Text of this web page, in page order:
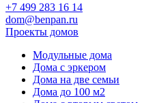
+7 499 283 16 14
dom@benpan.ru
Проекты домов
Модульные дома
Дома с эркером
Дома на две семьи
Дома до 100 м2